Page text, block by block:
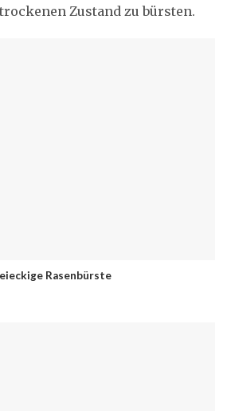
Zustand zu bürsten.
Rasenbürste